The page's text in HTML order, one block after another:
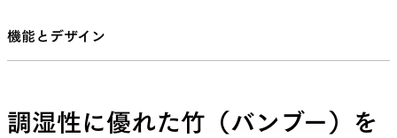
Bamboo Shirtは、
は化繊のタフさと、ウールに似た竹の天然繊維の
機能とデザイン
調湿性に優れた竹（バンブー）を